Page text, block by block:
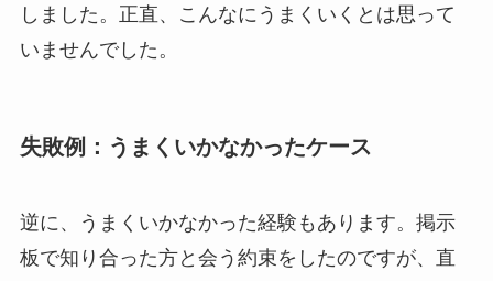
しました。正直、こんなにうまくいくとは思って
いませんでした。
失敗例：うまくいかなかったケース
逆に、うまくいかなかった経験もあります。掲示
板で知り合った方と会う約束をしたのですが、直